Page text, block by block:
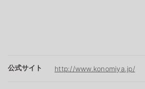
公式サイト http://www.konomiya.jp/